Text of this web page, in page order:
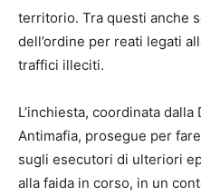
territorio. Tra questi anche
dell’ordine per reati legati
traffici illeciti.
L’inchiesta, coordinata
Antimafia, prosegue per
sugli esecutori di ulteriori
alla faida in corso, in un